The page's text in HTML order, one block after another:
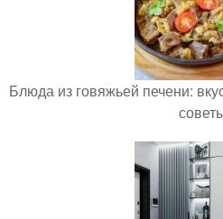
Блюда из говяжьей печени: